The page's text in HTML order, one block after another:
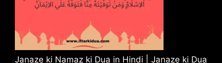
Janaze ki Namaz ki Dua in Hindi | Janaze ki Dua